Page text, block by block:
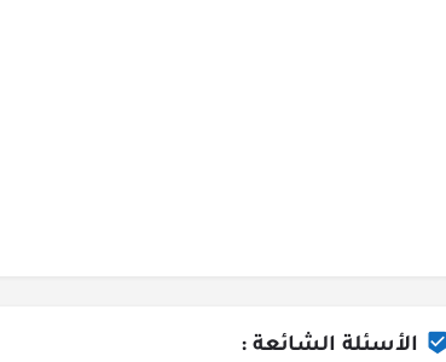
الأسئلة الشائعة :